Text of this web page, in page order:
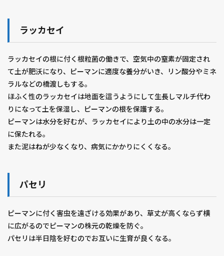
ラッカセイ
ラッカセイの根に付く根粒菌の働きで、空気中の窒素が固定され
て土が肥沃になり、ピーマンに適度な養分がいき、リン酸分やミネ
ラルなどの橋渡しもする。
ほふく性のラッカセイは地面を這うようにして生長しマルチ代わ
りになって土を保湿し、ピーマンの根を保護する。
ピーマンは水分を好むが、ラッカセイにより土の中の水分は一定
に保たれる。
また泥はねが少なくなり、病気にかかりにくくなる。
パセリ
ピーマンに付く害虫を遠ざける効果があり、草丈が高くならず横
に広がるのでピーマンの株元の乾燥を防ぐ。
パセリは半日陰を好むのでお互いに生育が良くなる。